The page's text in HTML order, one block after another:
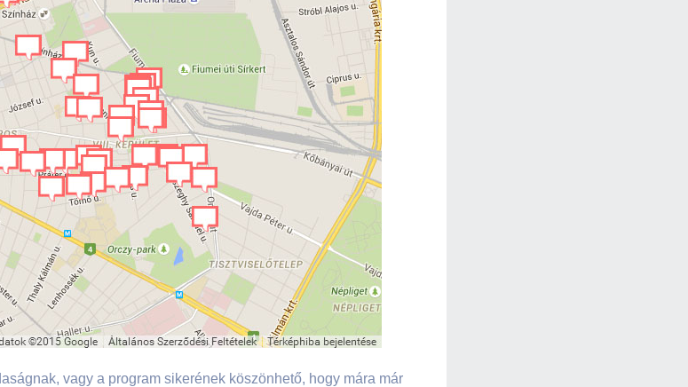
vagy a program sikerének köszönhető, hogy mára már